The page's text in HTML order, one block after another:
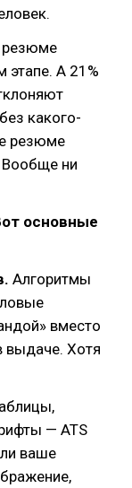
резюме
этапе. А 21%
какого-
резюме
Вообще ни
основные
Алгоритмы
вместо
выдаче. Хотя
— ATS
ваше